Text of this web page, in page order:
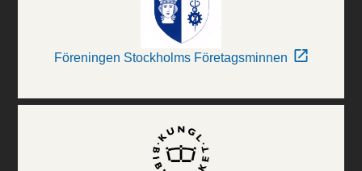
Föreningen Stockholms Företagsminnen